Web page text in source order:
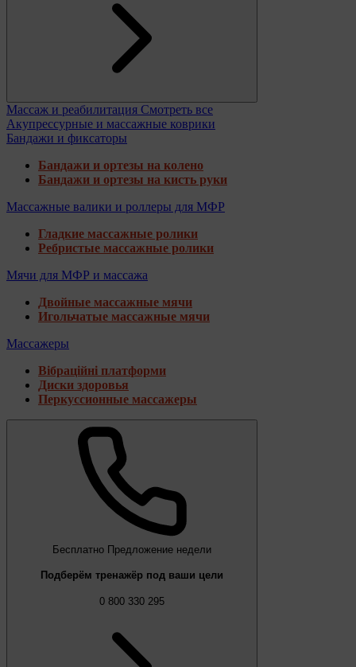
Массаж и реабилитация Смотреть все
Акупрессурные и массажные коврики
Бандажи и фиксаторы
Бандажи и ортезы на колено
Бандажи и ортезы на кисть руки
Массажные валики и роллеры для МФР
Гладкие массажные ролики
Ребристые массажные ролики
Мячи для МФР и массажа
Двойные массажные мячи
Игольчатые массажные мячи
Массажеры
Вібраційні платформи
Диски здоровья
Перкуссионные массажеры
Бесплатно Предложение недели
Подберём тренажёр под ваши цели
0 800 330 295